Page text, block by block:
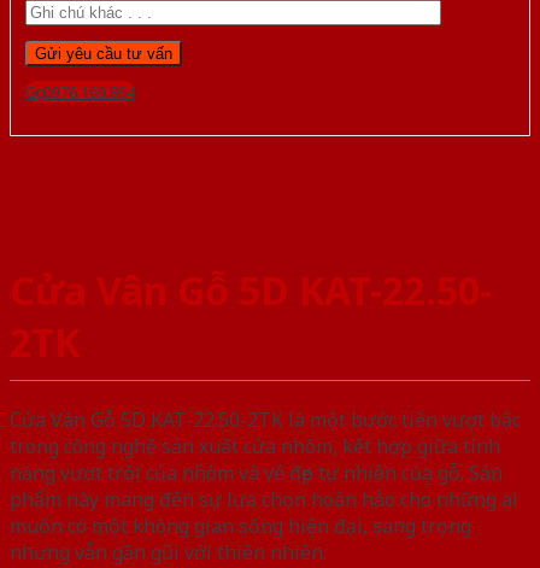
Gọi 0976.169.864
Cửa Vân Gỗ 5D KAT-22.50-
2TK
Cửa Vân Gỗ 5D KAT-22.50-2TK là một bước tiến vượt bậc
trong công nghệ sản xuất cửa nhôm, kết hợp giữa tính
năng vượt trội của nhôm và vẻ đẹp tự nhiên của gỗ. Sản
phẩm này mang đến sự lựa chọn hoàn hảo cho những ai
muốn có một không gian sống hiện đại, sang trọng
nhưng vẫn gần gũi với thiên nhiên.